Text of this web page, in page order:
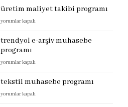
programı
üretim maliyet takibi programı
üretim
takibi
için
yorumlar kapalı
trendyol e-arşiv muhasebe
programı
trendyol
arşiv
programı
yorumlar kapalı
tekstil muhasebe programı
tekstil
yorumlar kapalı